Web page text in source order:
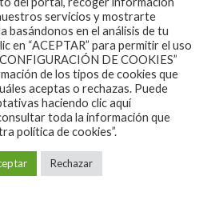
con cadencia old school 80’s y
Ahora que los italianos
Eurovisión… ¡¡¡pues aquí
para que el Rock’N’Roll
en concursos mainstream
con el tracklist, el disco está
están situadas en
servicios y mostrarte
basándonos en el análisis de tu
en “ACEPTAR” para permitir el uso
DE COOKIES”
de los tipos de cookies que
aceptas o rechazas. Puede
haciendo clic aquí
toda la información que
política de cookies”.
Rechazar